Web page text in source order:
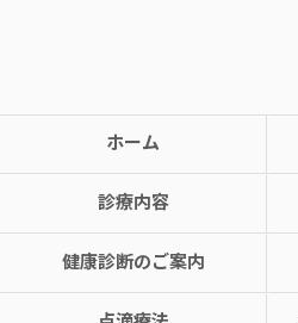
ホーム
診療内容
健康診断のご案内